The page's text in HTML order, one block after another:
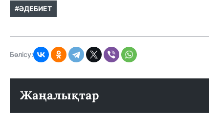
#ӘДЕБИЕТ
Бөлісу:
Жаңалықтар